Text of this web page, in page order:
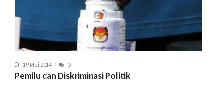
19 Mei 2014 0
Pemilu dan Diskriminasi Politik